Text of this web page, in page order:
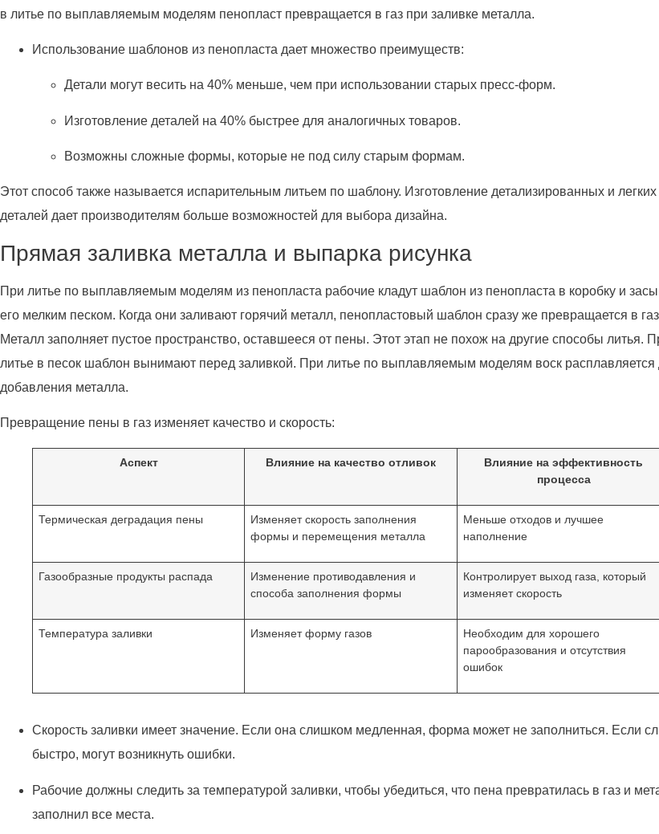
в литье по выплавляемым моделям пенопласт превращается в газ при заливке металла.
Использование шаблонов из пенопласта дает множество преимуществ:
Детали могут весить на 40% меньше, чем при использовании старых пресс-форм.
Изготовление деталей на 40% быстрее для аналогичных товаров.
Возможны сложные формы, которые не под силу старым формам.
Этот способ также называется испарительным литьем по шаблону. Изготовление детализированных и легких
деталей дает производителям больше возможностей для выбора дизайна.
Прямая заливка металла и выпарка рисунка
При литье по выплавляемым моделям из пенопласта рабочие кладут шаблон из пенопласта в коробку и
его мелким песком. Когда они заливают горячий металл, пенопластовый шаблон сразу же превращается в
Металл заполняет пустое пространство, оставшееся от пены. Этот этап не похож на другие способы литья.
литье в песок шаблон вынимают перед заливкой. При литье по выплавляемым моделям воск расплавляется
добавления металла.
Превращение пены в газ изменяет качество и скорость:
Аспект Влияние на качество отливок
Влияние на эффективность
процесса
Термическая деградация пены
Изменяет скорость заполнения
формы и перемещения металла
Меньше отходов и лучшее
наполнение
Газообразные продукты распада
Изменение противодавления и
способа заполнения формы
Контролирует выход газа, который
изменяет скорость
Температура заливки Изменяет форму газов
Необходим для хорошего
парообразования и отсутствия
ошибок
Скорость заливки имеет значение. Если она слишком медленная, форма может не заполниться. Если
быстро, могут возникнуть ошибки.
Рабочие должны следить за температурой заливки, чтобы убедиться, что пена превратилась в газ и
заполнил все места.